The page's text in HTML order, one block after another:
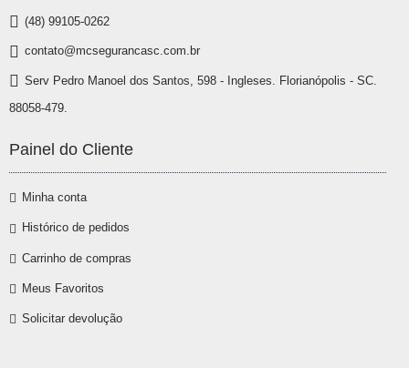
(48) 99105-0262
contato@mcsegurancasc.com.br
Serv Pedro Manoel dos Santos, 598 - Ingleses. Florianópolis - SC.
88058-479.
Painel do Cliente
Minha conta
Histórico de pedidos
Carrinho de compras
Meus Favoritos
Solicitar devolução